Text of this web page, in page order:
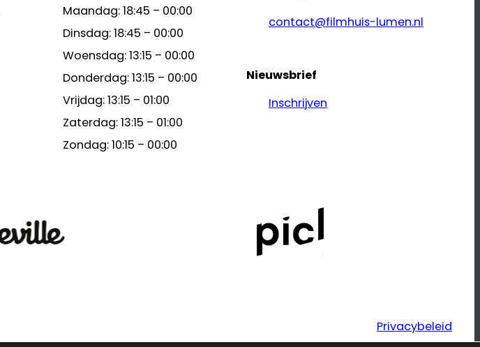
Maandag: 18:45 – 00:00
Dinsdag: 18:45 – 00:00
Woensdag: 13:15 – 00:00
Donderdag: 13:15 – 00:00
Vrijdag: 13:15 – 01:00
Zaterdag: 13:15 – 01:00
Zondag: 10:15 – 00:00
contact@filmhuis-lumen.nl
Nieuwsbrief
Inschrijven
Privacybeleid